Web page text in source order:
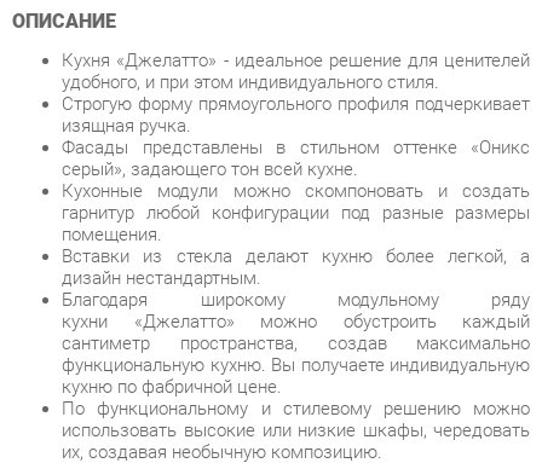
удобного, и при этом индивидуального стиля.
Строгую форму прямоугольного профиля подчеркивает
изящная ручка.
Фасады представлены в стильном оттенке «Оникс
серый», задающего тон всей кухне.
Кухонные модули можно скомпоновать и создать
гарнитур любой конфигурации под разные размеры
помещения.
Вставки из стекла делают кухню более легкой, а
дизайн нестандартным.
Благодаря широкому модульному ряду
кухни «Джелатто» можно обустроить каждый
сантиметр пространства, создав максимально
функциональную кухню. Вы получаете индивидуальную
кухню по фабричной цене.
По функциональному и стилевому решению можно
использовать высокие или низкие шкафы, чередовать
их, создавая необычную композицию.
Высокие шкафы - преимущество коллекции, можно
выстроить кухню почти до потолка - удобно уложить на
верхние полки редко используемые вещи.
Стиль - классический, итальянский.